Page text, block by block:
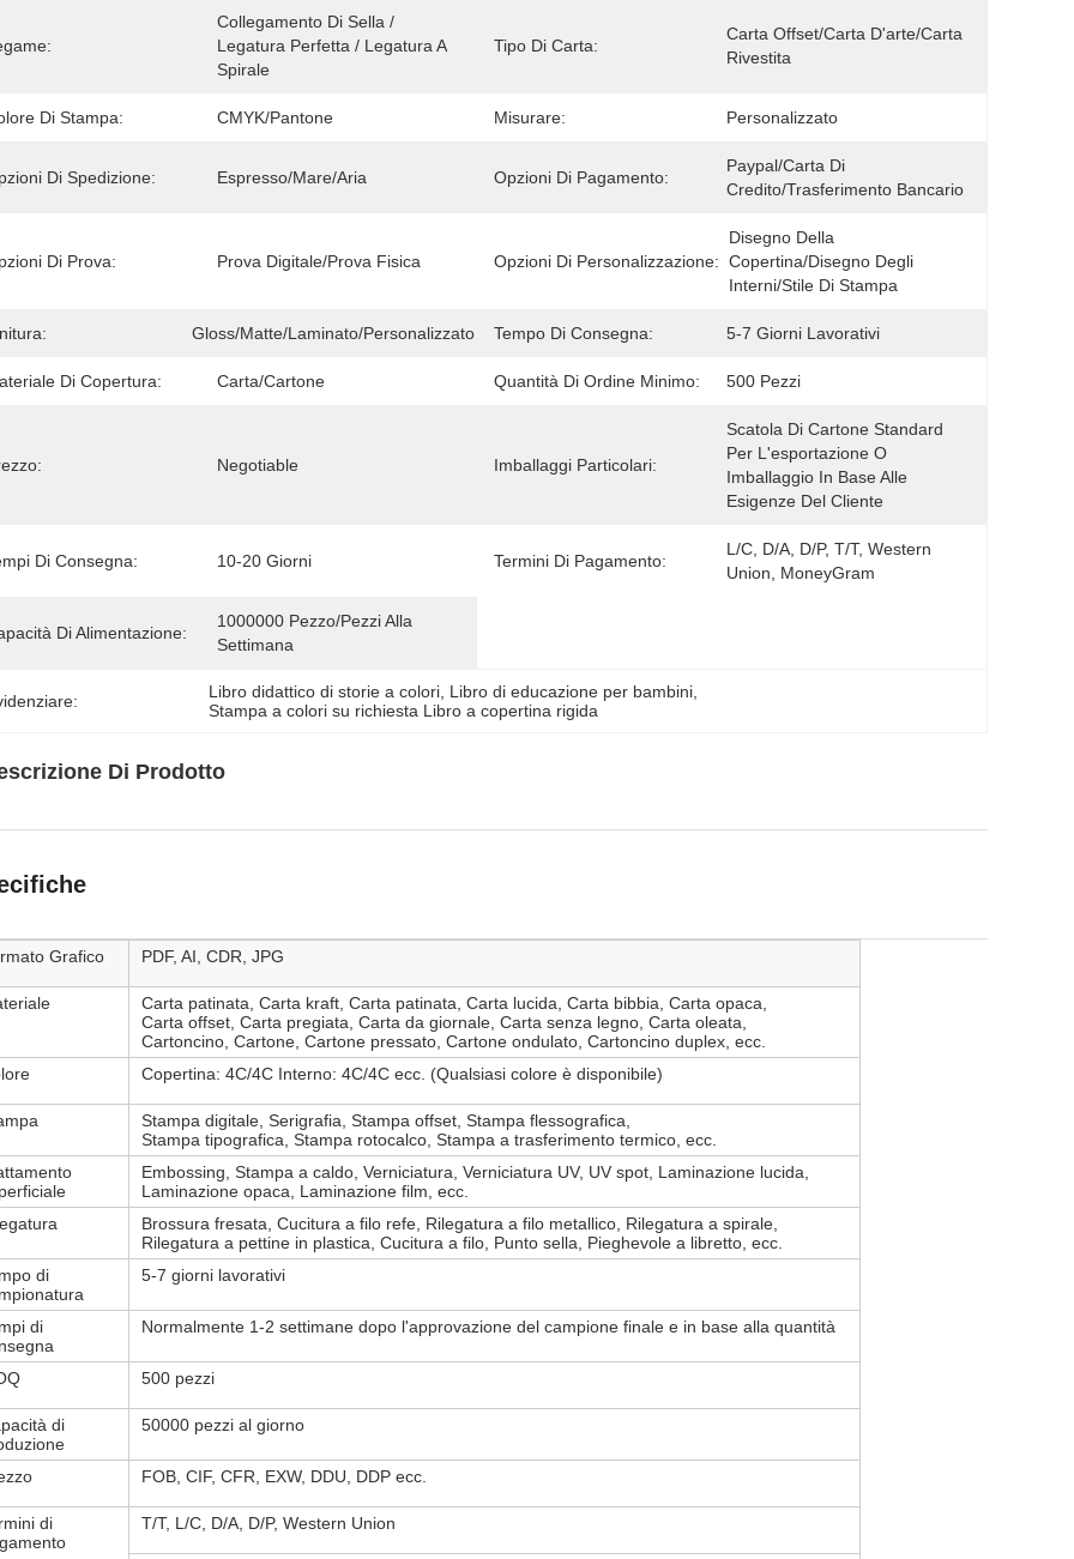
Collegamento Di Sella /
Legatura Perfetta / Legatura A
Spirale
Tipo Di Carta:
Carta Offset/carta D'arte/carta
Rivestita
Di Stampa: CMYK/Pantone Misurare: Personalizzato
Di Spedizione: Espresso/mare/aria Opzioni Di Pagamento:
Paypal/carta Di
Credito/trasferimento Bancario
Di Prova: Prova Digitale/prova Fisica Opzioni Di Personalizzazione:
Disegno Della
Copertina/disegno Degli
Interni/stile Di Stampa
Gloss/Matte/Laminato/Personalizzato Tempo Di Consegna: 5-7 Giorni Lavorativi
Di Copertura: Carta/cartone Quantità Di Ordine Minimo: 500 Pezzi
Negotiable Imballaggi Particolari:
Scatola Di Cartone Standard
Per L'esportazione O
Imballaggio In Base Alle
Esigenze Del Cliente
Di Consegna: 10-20 Giorni Termini Di Pagamento:
L/C, D/A, D/P, T/T, Western
Union, MoneyGram
Di Alimentazione:
1000000 Pezzo/pezzi Alla
Settimana
Libro didattico di storie a colori Libro di educazione per bambini
Stampa a colori su richiesta Libro a copertina rigida
Di Prodotto
Grafico PDF, AI, CDR, JPG
Carta patinata, Carta kraft, Carta patinata, Carta lucida, Carta bibbia, Carta opaca,
Carta offset, Carta pregiata, Carta da giornale, Carta senza legno, Carta oleata,
Cartoncino, Cartone, Cartone pressato, Cartone ondulato, Cartoncino duplex, ecc.
Copertina: 4C/4C Interno: 4C/4C ecc. (Qualsiasi colore è disponibile)
Stampa digitale, Serigrafia, Stampa offset, Stampa flessografica,
Stampa tipografica, Stampa rotocalco, Stampa a trasferimento termico, ecc.
Embossing, Stampa a caldo, Verniciatura, Verniciatura UV, UV spot, Laminazione lucida,
Laminazione opaca, Laminazione film, ecc.
Brossura fresata, Cucitura a filo refe, Rilegatura a filo metallico, Rilegatura a spirale,
Rilegatura a pettine in plastica, Cucitura a filo, Punto sella, Pieghevole a libretto, ecc.
di
5-7 giorni lavorativi
di
Normalmente 1-2 settimane dopo l'approvazione del campione finale e in base alla quantità
500 pezzi
di
50000 pezzi al giorno
FOB, CIF, CFR, EXW, DDU, DDP ecc.
di
T/T, L/C, D/A, D/P, Western Union